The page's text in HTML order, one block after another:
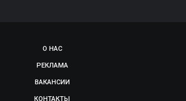
О НАС
РЕКЛАМА
ВАКАНСИИ
КОНТАКТЫ